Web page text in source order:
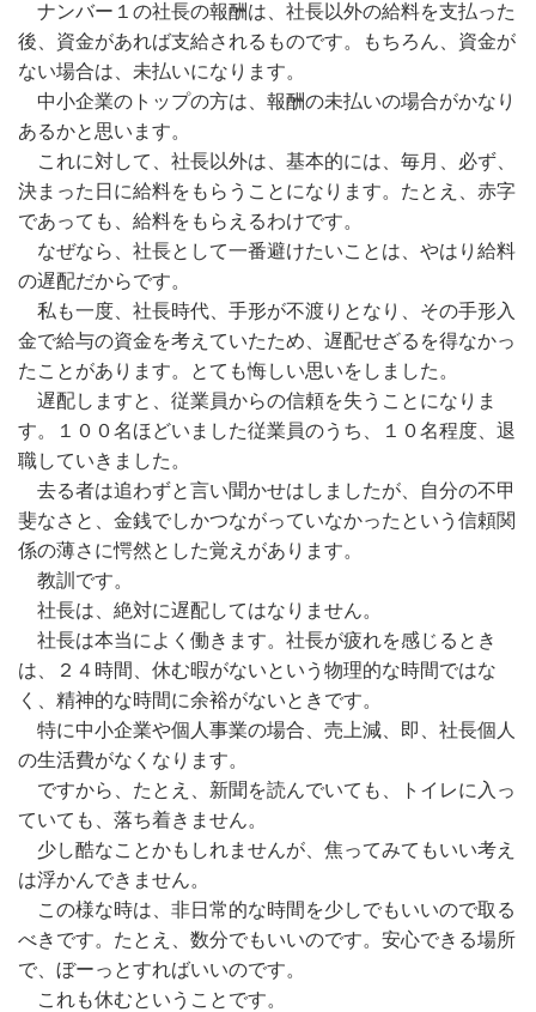
ナンバー１の社長の報酬は、社長以外の給料を支払った
後、資金があれば支給されるものです。もちろん、資金が
ない場合は、未払いになります。
中小企業のトップの方は、報酬の未払いの場合がかなり
あるかと思います。
これに対して、社長以外は、基本的には、毎月、必ず、
決まった日に給料をもらうことになります。たとえ、赤字
であっても、給料をもらえるわけです。
なぜなら、社長として一番避けたいことは、やはり給料
の遅配だからです。
私も一度、社長時代、手形が不渡りとなり、その手形入
金で給与の資金を考えていたため、遅配せざるを得なかっ
たことがあります。とても悔しい思いをしました。
遅配しますと、従業員からの信頼を失うことになりま
す。１００名ほどいました従業員のうち、１０名程度、退
職していきました。
去る者は追わずと言い聞かせはしましたが、自分の不甲
斐なさと、金銭でしかつながっていなかったという信頼関
係の薄さに愕然とした覚えがあります。
教訓です。
社長は、絶対に遅配してはなりません。
社長は本当によく働きます。社長が疲れを感じるとき
は、２４時間、休む暇がないという物理的な時間ではな
く、精神的な時間に余裕がないときです。
特に中小企業や個人事業の場合、売上減、即、社長個人
の生活費がなくなります。
ですから、たとえ、新聞を読んでいても、トイレに入っ
ていても、落ち着きません。
少し酷なことかもしれませんが、焦ってみてもいい考え
は浮かんできません。
この様な時は、非日常的な時間を少しでもいいので取る
べきです。たとえ、数分でもいいのです。安心できる場所
で、ぼーっとすればいいのです。
これも休むということです。